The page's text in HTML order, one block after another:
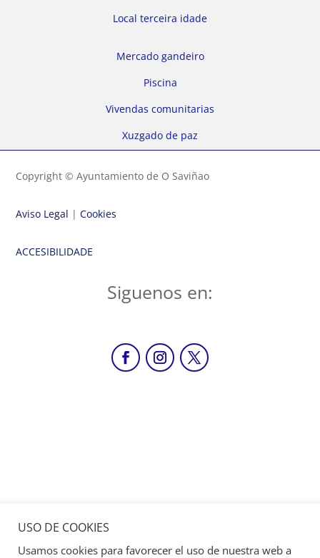
Local terceira idade
Mercado gandeiro
Piscina
Vivendas comunitarias
Xuzgado de paz
Copyright © Ayuntamiento de O Saviñao
Aviso Legal |Cookies
ACCESIBILIDADE
Siguenos en:
USO DE COOKIES
Usamos cookies para favorecer el uso de nuestra web a